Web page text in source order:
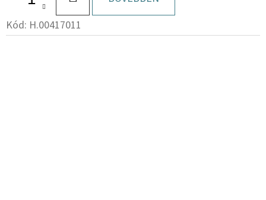
Kód: H.00417011